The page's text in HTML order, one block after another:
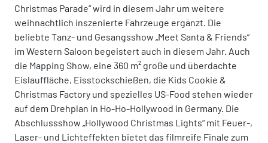
Christmas Parade“ wird in diesem Jahr um weitere
weihnachtlich inszenierte Fahrzeuge ergänzt. Die
beliebte Tanz- und Gesangsshow „Meet Santa & Friends“
im Western Saloon begeistert auch in diesem Jahr. Auch
die Mapping Show, eine 360 m² große und überdachte
Eislauffläche, Eisstockschießen, die Kids Cookie &
Christmas Factory und spezielles US-Food stehen wieder
auf dem Drehplan in Ho-Ho-Hollywood in Germany. Die
Abschlussshow „Hollywood Christmas Lights“ mit Feuer-,
Laser- und Lichteffekten bietet das filmreife Finale zum